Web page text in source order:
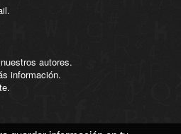
autores.
información.